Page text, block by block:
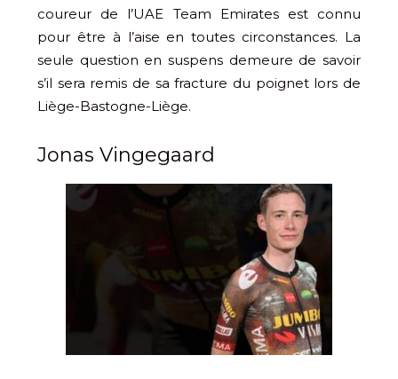
coureur de l’UAE Team Emirates est connu
pour être à l’aise en toutes circonstances. La
seule question en suspens demeure de savoir
s’il sera remis de sa fracture du poignet lors de
Liège-Bastogne-Liège.
Jonas Vingegaard